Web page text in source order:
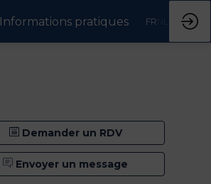
Informations pratiques FR
Demander un RDV
Envoyer un message